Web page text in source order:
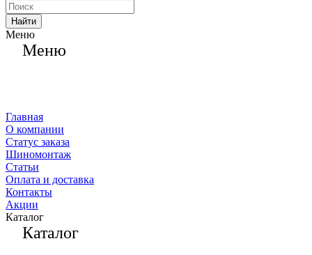
Найти
Меню
Меню
Главная
О компании
Статус заказа
Шиномонтаж
Статьи
Оплата и доставка
Контакты
Акции
Каталог
Каталог